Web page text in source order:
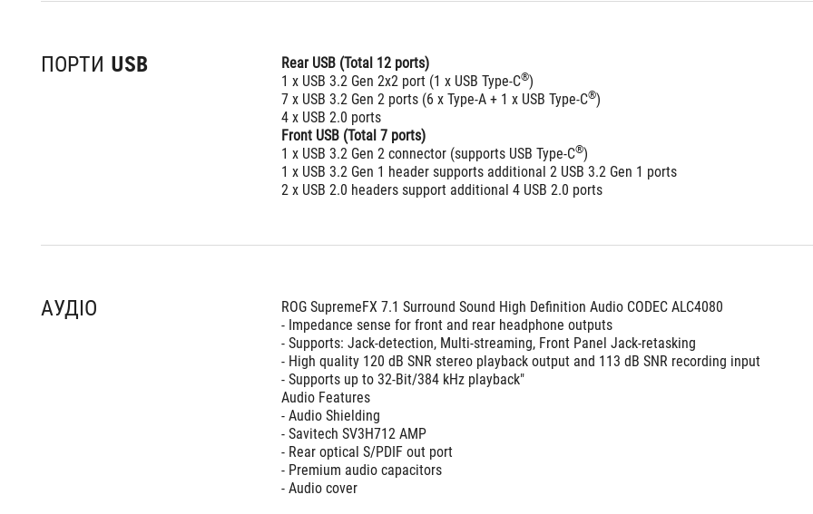
ПОРТИ USB
Rear USB (Total 12 ports)
1 x USB 3.2 Gen 2x2 port (1 x USB Type-C®)
7 x USB 3.2 Gen 2 ports (6 x Type-A + 1 x USB Type-C®)
4 x USB 2.0 ports
Front USB (Total 7 ports)
1 x USB 3.2 Gen 2 connector (supports USB Type-C®)
1 x USB 3.2 Gen 1 header supports additional 2 USB 3.2 Gen 1 ports
2 x USB 2.0 headers support additional 4 USB 2.0 ports
АУДІО
ROG SupremeFX 7.1 Surround Sound High Definition Audio CODEC ALC4080
- Impedance sense for front and rear headphone outputs
- Supports: Jack-detection, Multi-streaming, Front Panel Jack-retasking
- High quality 120 dB SNR stereo playback output and 113 dB SNR recording input
- Supports up to 32-Bit/384 kHz playback"
Audio Features
- Audio Shielding
- Savitech SV3H712 AMP
- Rear optical S/PDIF out port
- Premium audio capacitors
- Audio cover